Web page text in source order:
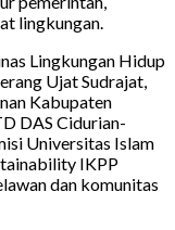
lingkungan.
Lingkungan Hidup
Ujat Sudrajat,
Kabupaten
DAS Cidurian-
Universitas Islam
IKPP
dan komunitas